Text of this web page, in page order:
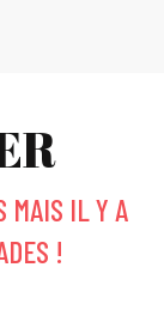
MAIS IL Y A
!